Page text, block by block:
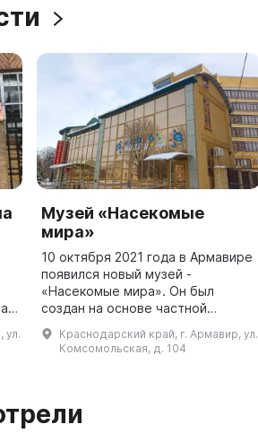
ул.
Музей «Насекомые
мира»
10 октября 2021 года в Армавире
появился новый музей -
«Насекомые мира». Он был
создан на основе частной
коллекции, которая начала
собираться в начале 2000-х
годов. В музее представлены
Краснодарский край, г. Армавир, ул.
Комсомольская, д. 104